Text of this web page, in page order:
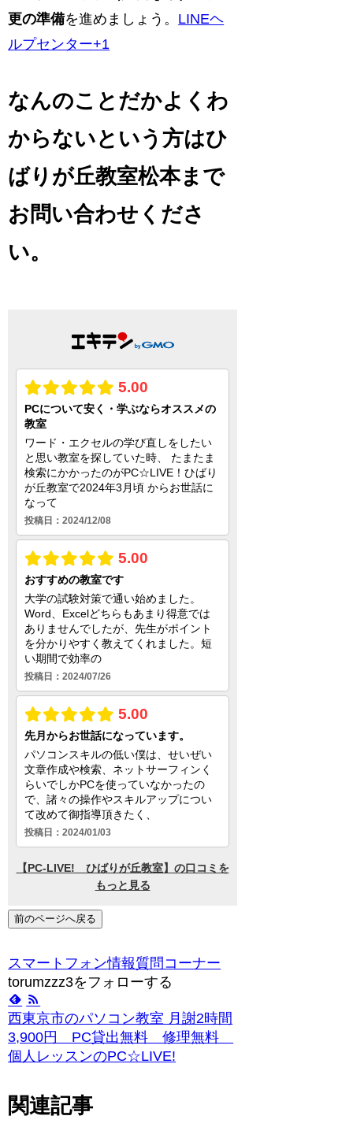
更の準備を進めましょう。 LINEヘ
ルプセンター+1
なんのことだかよくわ
からないという方はひ
ばりが丘教室松本まで
お問い合わせくださ
い。
前のページへ戻る
スマートフォン情報質問コーナー
torumzzz3をフォローする
西東京市のパソコン教室 月謝2時間
3,900円 PC貸出無料 修理無料
個人レッスンのPC☆LIVE!
関連記事